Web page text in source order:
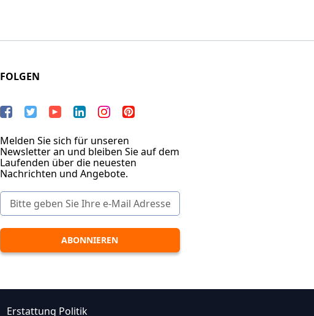
FOLGEN
Melden Sie sich für unseren
Newsletter an und bleiben Sie auf dem
Laufenden über die neuesten
Nachrichten und Angebote.
Erstattung Politik